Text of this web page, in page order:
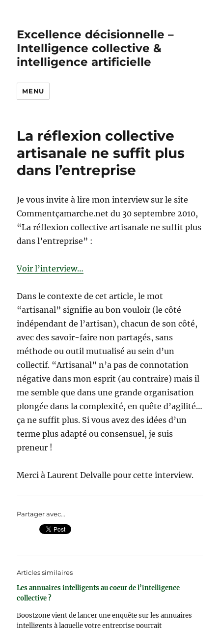
Excellence décisionnelle –
Intelligence collective &
intelligence artificielle
MENU
La réflexion collective
artisanale ne suffit plus
dans l’entreprise
Je vous invite à lire mon interview sur le site
Commentçamarche.net du 30 septembre 2010,
“La réflexion collective artisanale ne suffit plus
dans l’entreprise” :
Voir l’interview…
Dans le contexte de cet article, le mot
“artisanal” signifie au bon vouloir (le côté
indépendant de l’artisan), chacun de son côté,
avec des savoir-faire non partagés, sans
méthode ou outil mutualisé au sein d’un
collectif. “Artisanal” n’a pas de connotation
négative dans mon esprit (au contraire) mais il
me semble que dans une grande organisation
plongée dans la complexité, en quête d’agilité…
ça ne suffit plus. Si vous avez des idées d’un
terme plus adapté ou consensuel, je suis
preneur !
Merci à Laurent Delvalle pour cette interview.
Partager avec...
Articles similaires
Les annuaires intelligents au coeur de l’intelligence
collective ?
Boostzone vient de lancer une enquête sur les annuaires
intelligents à laquelle votre entreprise pourrait